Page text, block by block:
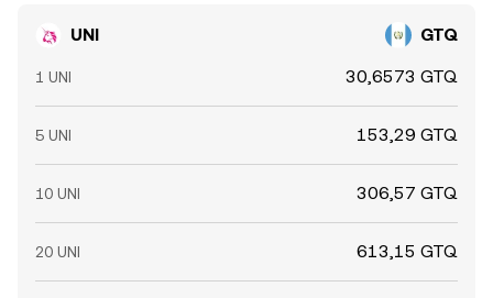
UNI GTQ
1 UNI 30,6573 GTQ
5 UNI 153,29 GTQ
10 UNI 306,57 GTQ
20 UNI 613,15 GTQ